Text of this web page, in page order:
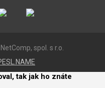
spol. s r.o.
tak jak ho znáte